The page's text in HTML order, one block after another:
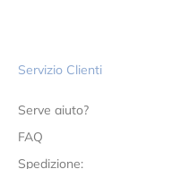
Servizio Clienti
Serve aiuto?
FAQ
Spedizione: